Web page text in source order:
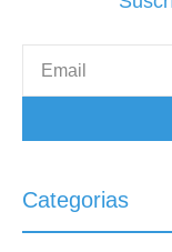
Categorias